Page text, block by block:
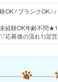
OK / ブランクOK /
経験OK年齢不問
応募後の流れ1)翌